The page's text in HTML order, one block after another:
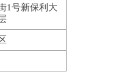
1号新保利大